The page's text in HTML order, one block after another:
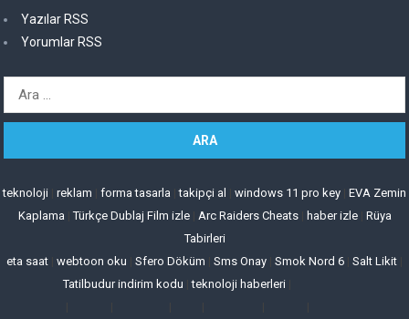
Yazılar RSS
Yorumlar RSS
Arama:
teknoloji reklam forma tasarla |takipçi al windows 11 pro key EVA Zemin
Kaplama |Türkçe Dublaj Film izle| Arc Raiders Cheats| haber izle| Rüya
Tabirleri
eta saat webtoon oku Sfero Döküm Sms Onay Smok Nord 6 Salt Likit
Tatilbudur indirim kodu |teknoloji haberleri|